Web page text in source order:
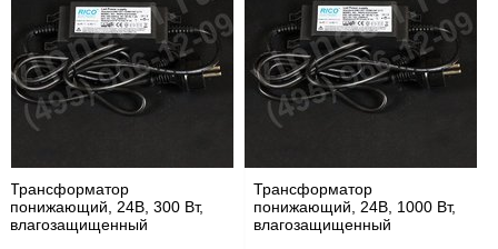
Трансформатор
понижающий, 24В, 300 Вт,
влагозащищенный
Трансформатор
понижающий, 24В, 1000 Вт,
влагозащищенный